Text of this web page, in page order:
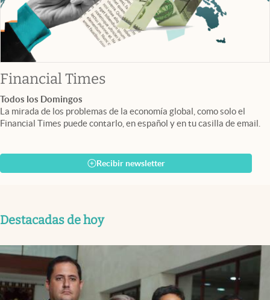
Financial Timesabre en nueva pestaña
Todos los Domingos
La mirada de los problemas de la economía global, como solo el
Financial Times puede contarlo, en español y en tu casilla de email.
Recibir newsletter
Destacadas de hoy